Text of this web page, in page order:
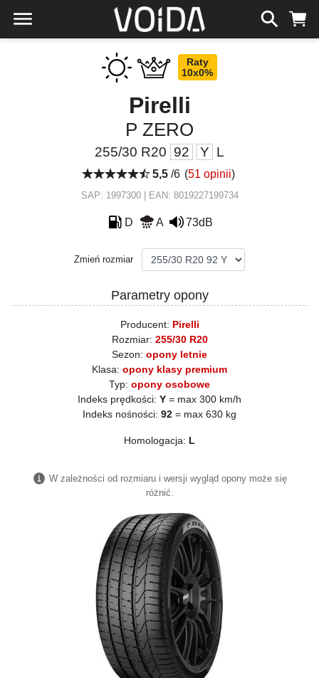
Raty
10x0%
Pirelli
P ZERO
255/30 R20 92 Y L
5,5/6 (51 opinii)
SAP: 1997300 | EAN: 8019227199734
D A 73dB
Zmień rozmiar
Parametry opony
Producent: Pirelli
Rozmiar: 255/30 R20
Sezon: opony letnie
Klasa: opony klasy premium
Typ: opony osobowe
Indeks prędkości: Y = max 300 km/h
Indeks nośności: 92 = max 630 kg
Homologacja: L
W zależności od rozmiaru i wersji wygląd opony może się
różnić.